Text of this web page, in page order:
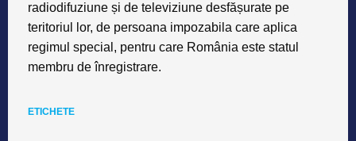
radiodifuziune și de televiziune desfășurate pe
teritoriul lor, de persoana impozabila care aplica
regimul special, pentru care România este statul
membru de înregistrare.
ETICHETE